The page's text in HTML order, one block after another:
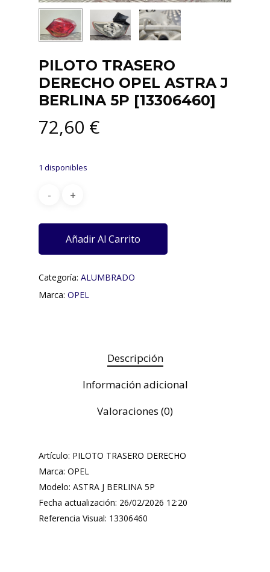
PILOTO TRASERO
DERECHO OPEL ASTRA J
BERLINA 5P [13306460]
72,60 €
1 disponibles
Añadir Al Carrito
Categoría: ALUMBRADO
Marca: OPEL
Descripción
Información adicional
Valoraciones (0)
Artículo: PILOTO TRASERO DERECHO
Marca: OPEL
Modelo: ASTRA J BERLINA 5P
Fecha actualización: 26/02/2026 12:20
Referencia Visual: 13306460